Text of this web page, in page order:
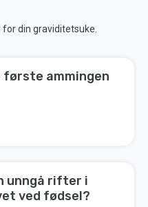
din graviditetsuke.
første ammingen
unngå rifter i
ved fødsel?